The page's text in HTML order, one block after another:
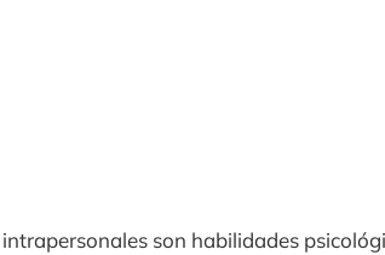
son habilidades